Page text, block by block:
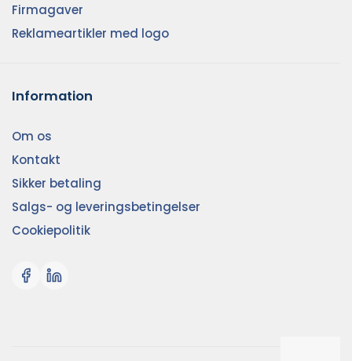
Firmagaver
Reklameartikler med logo
Information
Om os
Kontakt
Sikker betaling
Salgs- og leveringsbetingelser
Cookiepolitik